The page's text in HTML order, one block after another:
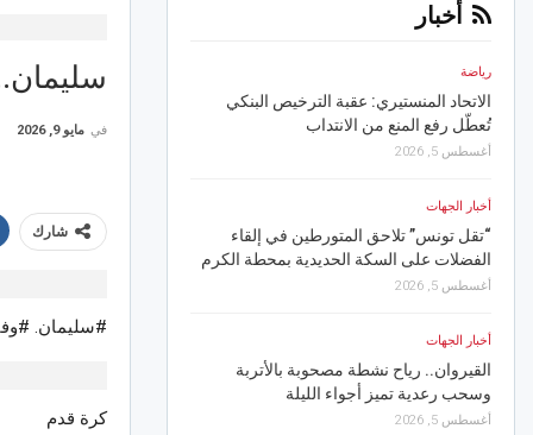
سليمان..
في مايو 9, 2026
شارك
#سليمان.
كرة قدم
أخبار
أخبار الجهات
صفاقس.. افتتاح وحدة طب الأسنان بمركز
الصحة الأساسية بالبدارنة
أغسطس 5, 2026
أخبار الجهات
مع الزيادة في الأجر .. فسفاط قفصة تعلن
تنزيل أجر جويلية 2026 لأعوان شركات البيئة
والغراسة
أخبار الجهات
قفصة.. البئر العميقة “القصر” تدخل حيز
الاستغلال الفعلي
بوعرقوب.. تراجع حاد في
نادي حمام الأنف يفوز
أغسطس 6, 2026